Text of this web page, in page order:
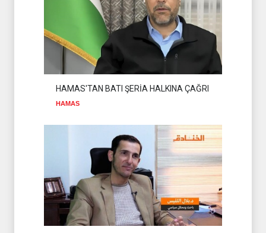
ŞEHİT
GAZZE 02 Ağustos 2026
SADULLAH ZAREİ MEKKE
DEĞERLENDİRDİ
08 Ağustos 2026
HAMAS'TAN BATI ŞERİA HALKINA ÇAĞRI
HAMAS